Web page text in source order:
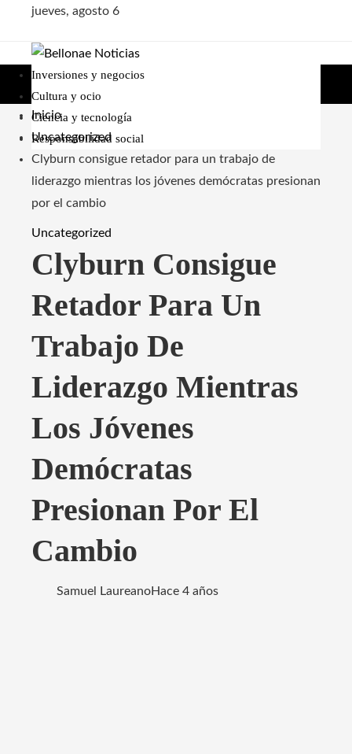
jueves, agosto 6
Inversiones y negocios
Cultura y ocio
Ciencia y tecnología
Responsabilidad social
Inicio
Uncategorized
Clyburn consigue retador para un trabajo de
liderazgo mientras los jóvenes demócratas presionan
por el cambio
Uncategorized
Clyburn Consigue
Retador Para Un
Trabajo De
Liderazgo Mientras
Los Jóvenes
Demócratas
Presionan Por El
Cambio
Samuel LaureanoHace 4 años